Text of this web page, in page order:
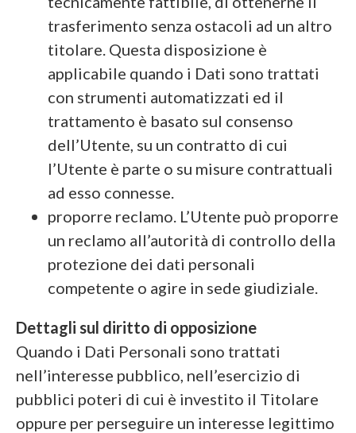
trasferimento senza ostacoli ad un altro
titolare. Questa disposizione è
applicabile quando i Dati sono trattati
con strumenti automatizzati ed il
trattamento è basato sul consenso
dell’Utente, su un contratto di cui
l’Utente è parte o su misure contrattuali
ad esso connesse.
proporre reclamo. L’Utente può proporre
un reclamo all’autorità di controllo della
protezione dei dati personali
competente o agire in sede giudiziale.
Dettagli sul diritto di opposizione
Quando i Dati Personali sono trattati
nell’interesse pubblico, nell’esercizio di
pubblici poteri di cui è investito il Titolare
oppure per perseguire un interesse legittimo